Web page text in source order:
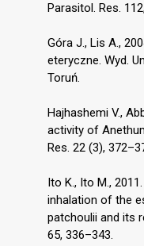
Parasitol. Res.
Góra J., Lis A.,
eteryczne. Wyd.
Toruń.
Hajhashemi V.,
activity of
Res. 22 (3),
Ito K., Ito M.,
inhalation of the
patchoulii and its
65, 336–343.